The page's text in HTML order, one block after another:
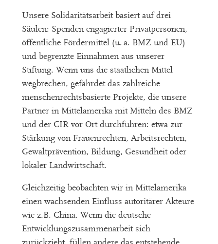
Unsere Solidaritätsarbeit basiert auf drei
Säulen: Spenden engagierter Privatpersonen,
öffentliche Fördermittel (u. a. BMZ und EU)
und begrenzte Einnahmen aus unserer
Stiftung. Wenn uns die staatlichen Mittel
wegbrechen, gefährdet das zahlreiche
menschenrechtsbasierte Projekte, die unsere
Partner in Mittelamerika mit Mitteln des BMZ
und der CIR vor Ort durchführen: etwa zur
Stärkung von Frauenrechten, Arbeitsrechten,
Gewaltprävention, Bildung, Gesundheit oder
lokaler Landwirtschaft.
Gleichzeitig beobachten wir in Mittelamerika
einen wachsenden Einfluss autoritärer Akteure
wie z.B. China. Wenn die deutsche
Entwicklungszusammenarbeit sich